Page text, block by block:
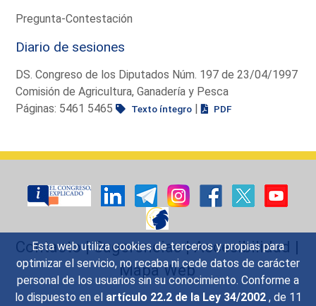
Esta web utiliza cookies de terceros y propias para
optimizar el servicio, no recaba ni cede datos de carácter
personal de los usuarios sin su conocimiento. Conforme a
lo dispuesto en el artículo 22.2 de la Ley 34/2002 , de 11
Pregunta-Contestación
Diario de sesiones
DS. Congreso de los Diputados Núm. 197 de 23/04/1997
Comisión de Agricultura, Ganadería y Pesca
Páginas: 5461 5465
Texto íntegro | PDF
Contacto|Sugerencias|Accesibilidad |
Mapa Web